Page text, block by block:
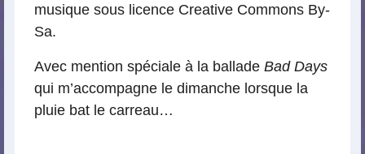
musique sous licence Creative Commons By-
Sa.
Avec mention spéciale à la ballade Bad Days
qui m’accompagne le dimanche lorsque la
pluie bat le carreau…